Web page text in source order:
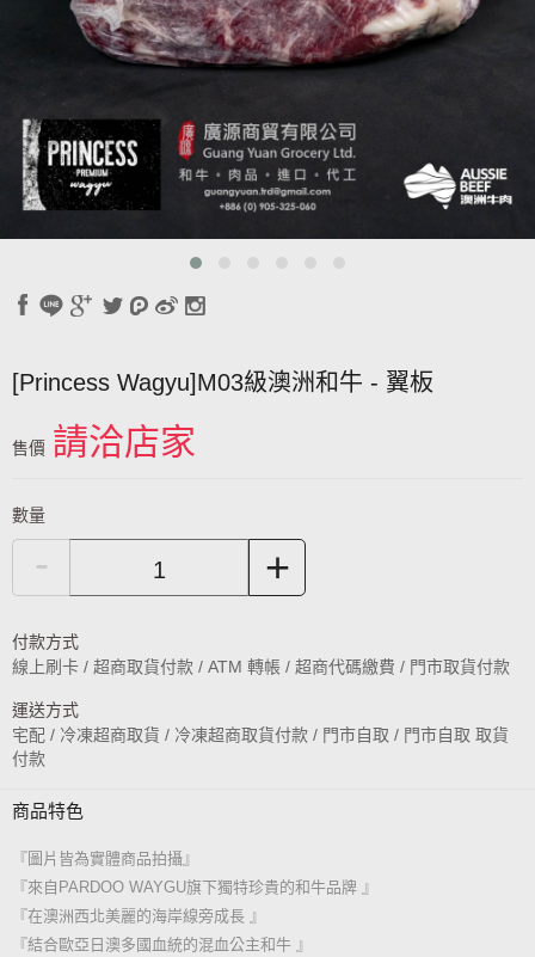
[Princess Wagyu]M03級澳洲和牛 - 翼板
售價 請洽店家
數量
- +
付款方式
線上刷卡 / 超商取貨付款 / ATM 轉帳 / 超商代碼繳費 / 門市取貨付款
運送方式
宅配 / 冷凍超商取貨 / 冷凍超商取貨付款 / 門市自取 / 門市自取 取貨
付款
商品特色
『圖片皆為實體商品拍攝』
『來自PARDOO WAYGU旗下獨特珍貴的和牛品牌 』
『在澳洲西北美麗的海岸線旁成長 』
『結合歐亞日澳多國血統的混血公主和牛 』